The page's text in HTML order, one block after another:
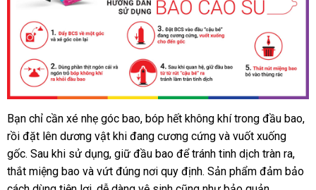
nhất
Nhập
sỉ
Bao
cao
su
Bạn chỉ cần xé nhẹ góc bao, bóp hết không khí trong đầu bao,
rồi đặt lên dương vật khi đang cương cứng và vuốt xuống
gốc. Sau khi sử dụng, giữ đầu bao để tránh tinh dịch tràn ra,
thắt miệng bao và vứt đúng nơi quy định. Sản phẩm đảm bảo